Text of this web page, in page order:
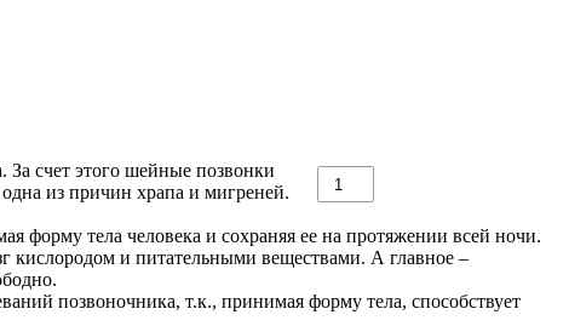
счет этого шейные позвонки
из причин храпа и мигреней.
форму тела человека и сохраняя ее на протяжении всей ночи.
кислородом и питательными веществами. А главное –
позвоночника, т.к., принимая форму тела, способствует